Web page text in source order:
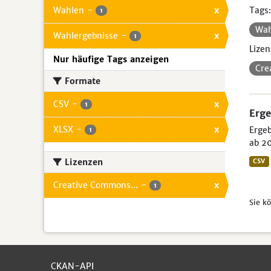
Wahlen - 1 x
Wahlergebnisse - 1 x
Nur häufige Tags anzeigen
Formate
CSV - 1 x
XLSX - 1 x
Lizenzen
Creative Commons... - 1 x
Tags:
ab
CSV
Sie
CKAN-API